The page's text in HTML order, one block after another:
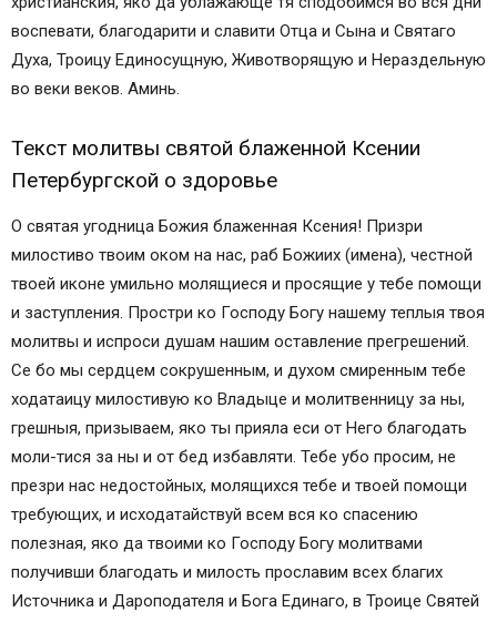
воспевати, благодарити и славити Отца и Сына и Святаго
Духа, Троицу Единосущную, Животворящую и Нераздельную
во веки веков. Аминь.
Текст молитвы святой блаженной Ксении
Петербургской о здоровье
О святая угодница Божия блаженная Ксения! Призри
милостиво твоим оком на нас, раб Божиих (имена), честной
твоей иконе умильно молящиеся и просящие у тебе помощи
и заступления. Простри ко Господу Богу нашему теплыя твоя
молитвы и испроси душам нашим оставление прегрешений.
Се бо мы сердцем сокрушенным, и духом смиренным тебе
ходатаицу милостивую ко Владыце и молитвенницу за ны,
грешныя, призываем, яко ты прияла еси от Него благодать
моли-тися за ны и от бед избавляти. Тебе убо просим, не
презри нас недостойных, молящихся тебе и твоей помощи
требующих, и исходатайствуй всем вся ко спасению
полезная, яко да твоими ко Господу Богу молитвами
получивши благодать и милость прославим всех благих
Источника и Дароподателя и Бога Единаго, в Троице Святей